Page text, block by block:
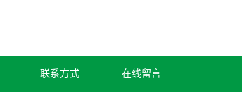
联系方式 在线留言